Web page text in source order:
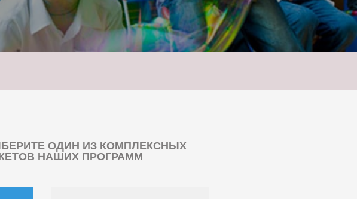
ОДИН ИЗ КОМПЛЕКСНЫХ
НАШИХ ПРОГРАММ